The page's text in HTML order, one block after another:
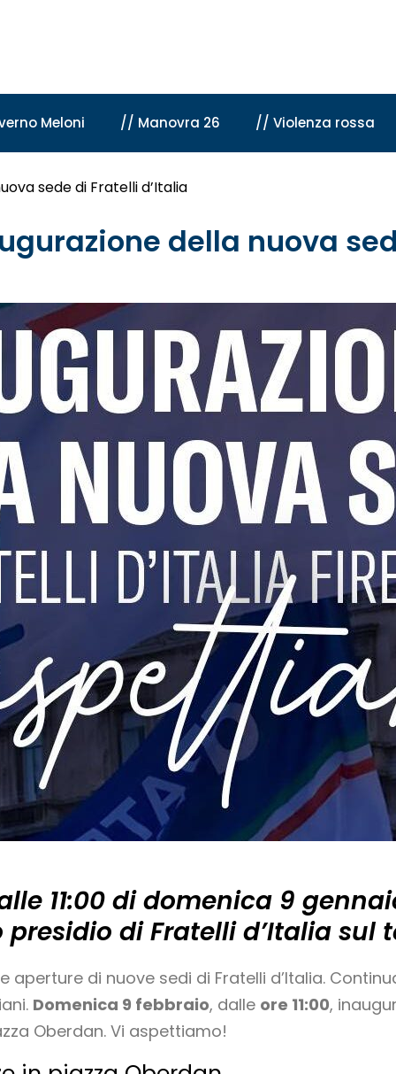
Meloni // Manovra 26 // Violenza rossa
sede di Fratelli d’Italia
della nuova
11:00 di domenica 9
di Fratelli d’Italia sul
aperture di nuove sedi di Fratelli d’Italia.
Domenica 9 febbraio, dalle ore 11:00,
Oberdan. Vi aspettiamo!